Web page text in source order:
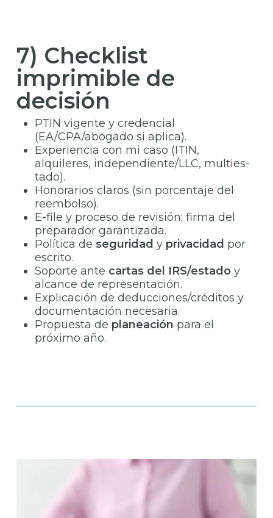
7) Checklist
imprimible de
decisión
PTIN vigente y credencial
(EA/CPA/abogado si aplica).
Experiencia con mi caso (ITIN,
alquileres, independiente/LLC, multies­
tado).
Honorarios claros (sin porcentaje del
reembolso).
E-file y proceso de revisión; firma del
preparador garantizada.
Política de seguridad y privacidad por
escrito.
Soporte ante cartas del IRS/estadoy
alcance de representación.
Explicación de deducciones/créditos y
documentación necesaria.
Propuesta de planeación para el
próximo año.